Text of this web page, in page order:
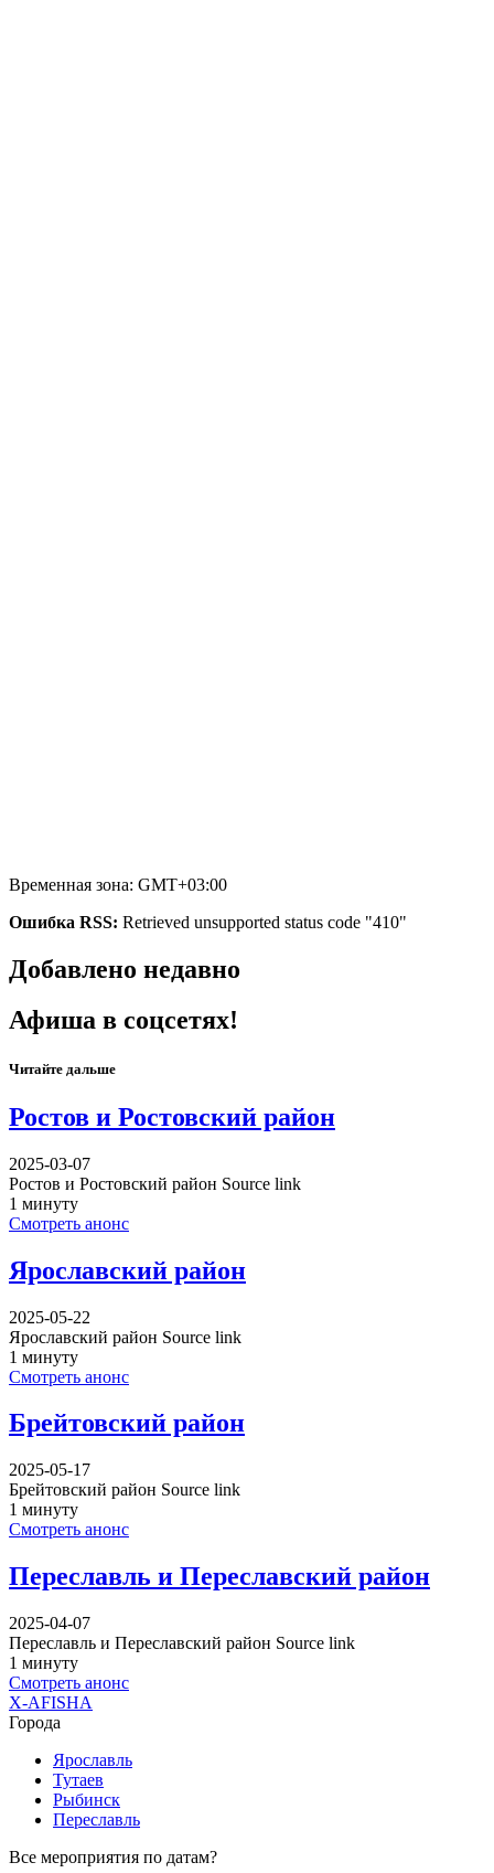
Временная зона: GMT+03:00
Ошибка RSS: Retrieved unsupported status code "410"
Добавлено недавно
Афиша в соцсетях!
Читайте дальше
Ростов и Ростовский район
2025-03-07
Ростов и Ростовский район Source link
1 минуту
Смотреть анонс
Ярославский район
2025-05-22
Ярославский район Source link
1 минуту
Смотреть анонс
Брейтовский район
2025-05-17
Брейтовский район Source link
1 минуту
Смотреть анонс
Переславль и Переславский район
2025-04-07
Переславль и Переславский район Source link
1 минуту
Смотреть анонс
X-AFISHA
Города
Ярославль
Тутаев
Рыбинск
Переславль
Все мероприятия по датам?